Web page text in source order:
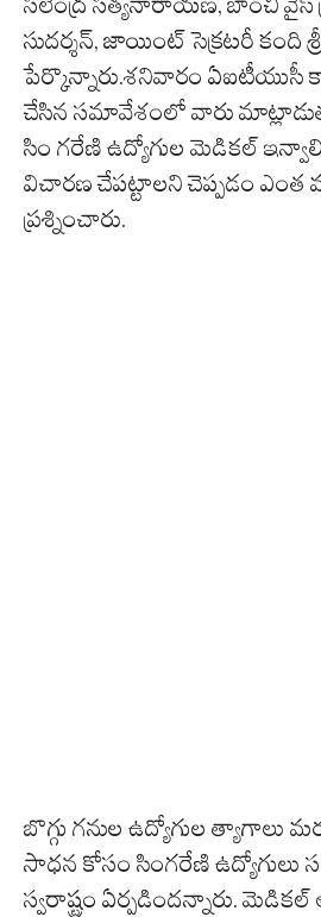
సుదర్శన్, జాయింట్ సెక్రటరీ కంది
పేర్కొన్నారు.శనివారం ఏఐటీయుసీ
చేసిన సమావేశంలో వారు
సిం గరేణి ఉద్యోగుల మెడికల్
విచారణ చేపట్టాలని చెప్పడం ఎంత
ప్రశ్నించారు.
బొగ్గు గనుల ఉద్యోగుల త్యాగాలు
సాధన కోసం సింగరేణి ఉద్యోగులు
స్వరాష్ట్రం ఏర్పడిందన్నారు.